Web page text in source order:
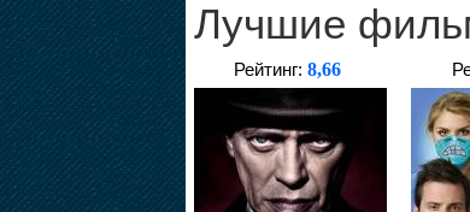
Лучшие
Рейтинг: 8,66